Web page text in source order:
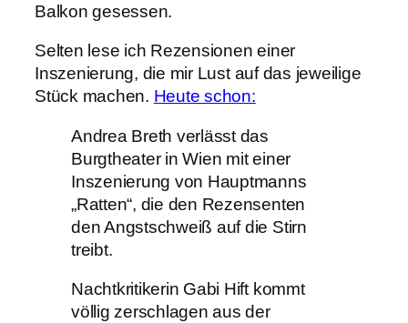
Balkon gesessen.
Selten lese ich Rezensionen einer
Inszenierung, die mir Lust auf das jeweilige
Stück machen. Heute schon:
Andrea Breth verlässt das
Burgtheater in Wien mit einer
Inszenierung von Hauptmanns
„Ratten“, die den Rezensenten
den Angstschweiß auf die Stirn
treibt.
Nachtkritikerin Gabi Hift kommt
völlig zerschlagen aus der